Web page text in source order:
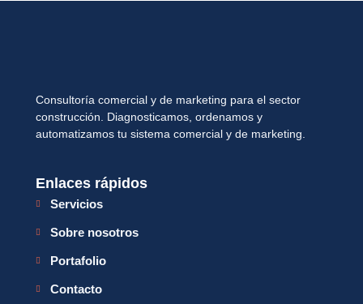
Consultoría comercial y de marketing para el sector
construcción. Diagnosticamos, ordenamos y
automatizamos tu sistema comercial y de marketing.
Enlaces rápidos
Servicios
Sobre nosotros
Portafolio
Contacto